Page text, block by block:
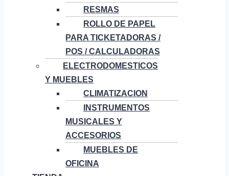
RESMAS
ROLLO DE PAPEL
PARA TICKETADORAS /
POS / CALCULADORAS
ELECTRODOMESTICOS
Y MUEBLES
CLIMATIZACION
INSTRUMENTOS
MUSICALES Y
ACCESORIOS
MUEBLES DE
OFICINA